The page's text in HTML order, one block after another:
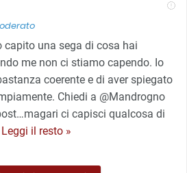
capito una sega di cosa hai
me non ci stiamo capendo. Io
coerente e di aver spiegato
Chiedi a @Mandrogno
ci capisci qualcosa di
Leggi il resto »